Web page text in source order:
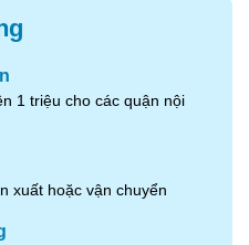
cổ vịtcũng rất ngon,
khác như cánh, chân,
1 triệu cho các quận nội
xuất hoặc vận chuyển